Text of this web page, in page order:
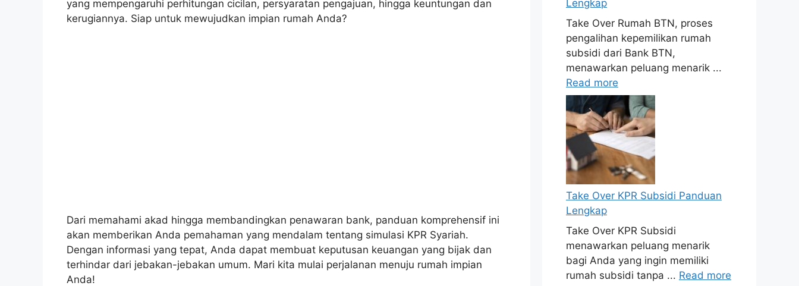
yang mempengaruhi perhitungan cicilan, persyaratan pengajuan, hingga keuntungan dan
kerugiannya. Siap untuk mewujudkan impian rumah Anda?
Dari memahami akad hingga membandingkan penawaran bank, panduan komprehensif ini
akan memberikan Anda pemahaman yang mendalam tentang simulasi KPR Syariah.
Dengan informasi yang tepat, Anda dapat membuat keputusan keuangan yang bijak dan
terhindar dari jebakan-jebakan umum. Mari kita mulai perjalanan menuju rumah impian
Anda!
Lengkap
Take Over Rumah BTN, proses
pengalihan kepemilikan rumah
subsidi dari Bank BTN,
menawarkan peluang menarik ...
Read more
Take Over KPR Subsidi Panduan
Lengkap
Take Over KPR Subsidi
menawarkan peluang menarik
bagi Anda yang ingin memiliki
rumah subsidi tanpa ... Read more